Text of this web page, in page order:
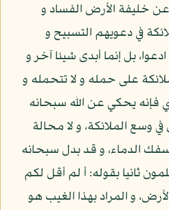
عن خليفة الأرض الفساد و
في دعويهم التسبيح و
بل إنما أبدى شيئا آخر و
على حمله و لا تتحمله و
فإنه يحكي عن الله سبحانه
وسع الملائكة، و لا محالة
الدماء، و قد بدل سبحانه
ثانيا بقوله: أ لم أقل لكم
و المراد بهذا الغيب هو